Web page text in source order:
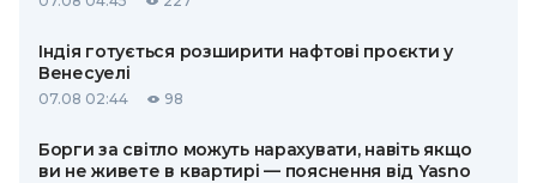
Індія готується розширити нафтові проєкти у
Венесуелі
07.08 02:44 98
Борги за світло можуть нарахувати, навіть якщо
ви не живете в квартирі — пояснення від Yasno